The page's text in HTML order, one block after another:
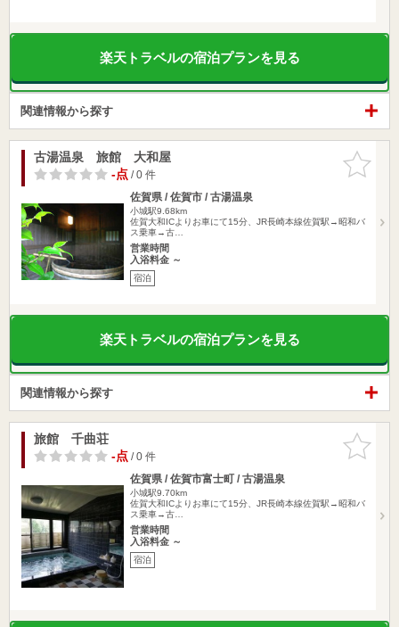
楽天トラベルの宿泊プランを見る
関連情報から探す
お気に入
りに追加
古湯温泉 旅館 大和屋
-点/ 0 件
佐賀県 / 佐賀市 / 古湯温泉
小城駅9.68km
佐賀大和ICよりお車にて15分、JR長崎本線佐賀駅→昭和バ
ス乗車→古…
営業時間
入浴料金 ～
宿泊
楽天トラベルの宿泊プランを見る
関連情報から探す
お気に入
りに追加
旅館 千曲荘
-点/ 0 件
佐賀県 / 佐賀市富士町 / 古湯温泉
小城駅9.70km
佐賀大和ICよりお車にて15分、JR長崎本線佐賀駅→昭和バ
ス乗車→古…
営業時間
入浴料金 ～
宿泊